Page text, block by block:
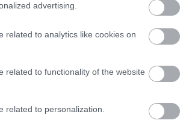
advertising.
related to analytics like cookies on
related to functionality of the website
related to personalization.